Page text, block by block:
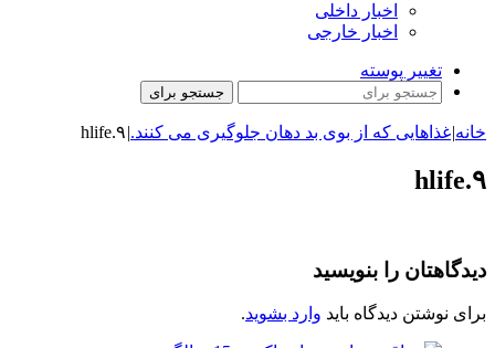
اخبار داخلی
اخبار خارجی
تغییر پوسته
جستجو برای
خانه|غذاهایی که از بوی بد دهان جلوگیری می کنند.|hlife.۹
hlife.۹
دیدگاهتان را بنویسید
برای نوشتن دیدگاه باید وارد بشوید.